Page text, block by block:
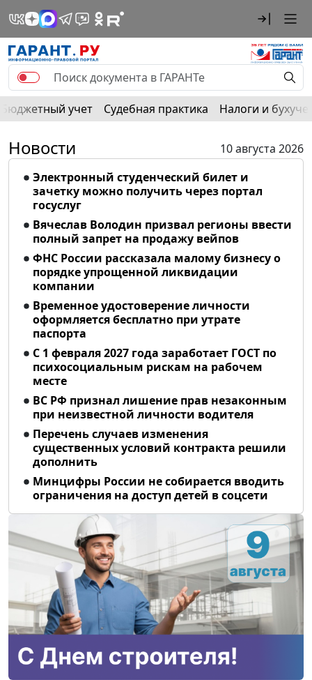
Бюджетный учет Судебная практика Налоги и
Новости
10 августа 2026
Электронный студенческий билет и
зачетку можно получить через портал
госуслуг
Вячеслав Володин призвал регионы ввести
полный запрет на продажу вейпов
ФНС России рассказала малому бизнесу о
порядке упрощенной ликвидации
компании
Временное удостоверение личности
оформляется бесплатно при утрате
паспорта
С 1 февраля 2027 года заработает ГОСТ по
психосоциальным рискам на рабочем
месте
ВС РФ признал лишение прав незаконным
при неизвестной личности водителя
Перечень случаев изменения
существенных условий контракта решили
дополнить
Минцифры России не собирается вводить
ограничения на доступ детей в соцсети